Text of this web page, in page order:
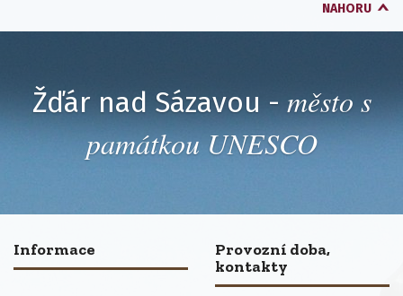
NAHORU
Žďár nad Sázavou - město s
památkou UNESCO
Informace
Provozní doba,
kontakty